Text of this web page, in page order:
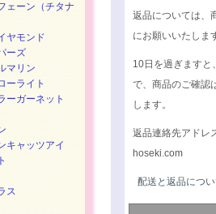
返品については、
にお願いいたしま
10日を過ぎますと
で、商品のご確認
します。
返品連絡先アドレ
hoseki.com
配送と返品につ
ェーン（チタナ
ヤモンド
ーズ
マリン
ーライト
ーガーネット
キャッツアイ
ス